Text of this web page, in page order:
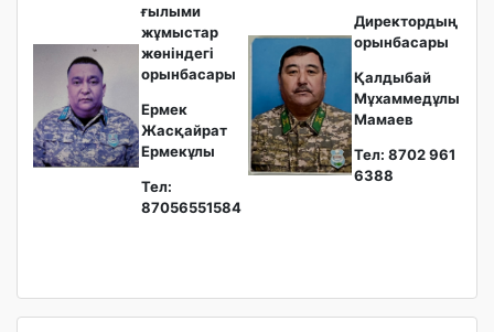
ғылыми
жұмыстар
жөніндегі
орынбасары
Ермек
Жасқайрат
Ермекұлы
Тел:
87056551584
Директордың
орынбасары
Қалдыбай
Мұхаммедұлы
Мамаев
Тел: 8702 961
6388